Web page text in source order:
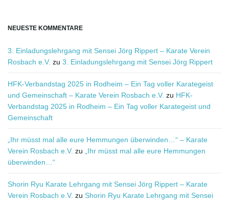
NEUESTE KOMMENTARE
3. Einladungslehrgang mit Sensei Jörg Rippert – Karate Verein
Rosbach e.V. zu 3. Einladungslehrgang mit Sensei Jörg Rippert
HFK-Verbandstag 2025 in Rodheim – Ein Tag voller Karategeist
und Gemeinschaft – Karate Verein Rosbach e.V. zu HFK-
Verbandstag 2025 in Rodheim – Ein Tag voller Karategeist und
Gemeinschaft
„Ihr müsst mal alle eure Hemmungen überwinden…“ – Karate
Verein Rosbach e.V. zu
„Ihr müsst mal alle eure Hemmungen
überwinden…“
Shorin Ryu Karate Lehrgang mit Sensei Jörg Rippert – Karate
Verein Rosbach e.V. zu Shorin Ryu Karate Lehrgang mit Sensei